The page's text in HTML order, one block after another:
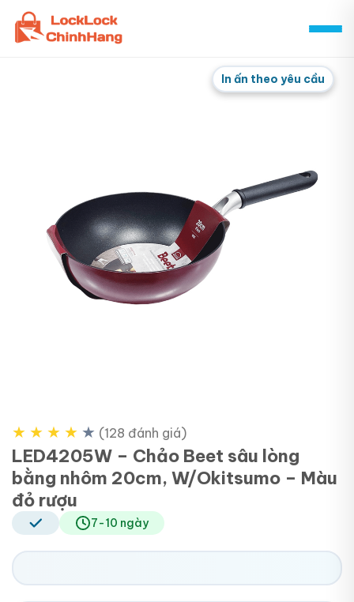
Skip
content
In ấn theo yêu cầu
★ ★ ★ ★ ★ (128 đánh giá)
LED4205W – Chảo Beet sâu lòng
bằng nhôm 20cm, W/Okitsumo – Màu
đỏ rượu
7-10 ngày